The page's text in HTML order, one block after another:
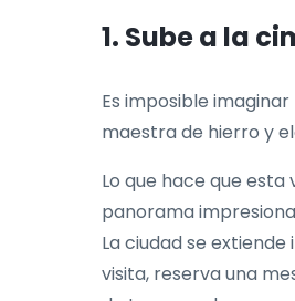
1. Sube a la
Es imposible
maestra de hierro y
Lo que hace que esta
panorama
La ciudad se
visita, reserva una